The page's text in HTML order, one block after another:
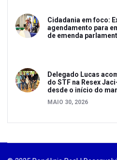
Cidadania em foco:
agendamento para
de emenda
Delegado Lucas
do STF na Resex
desde o início do
MAIO 30, 2026